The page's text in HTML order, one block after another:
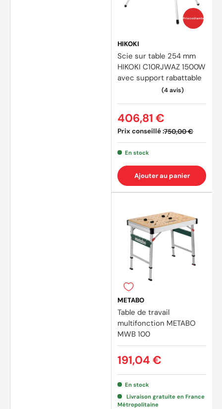
(16
(2
Prix coûtants
HIKOKI
Scie sur table 254 mm
HIKOKI C10RJWAZ 1500W
avec support rabattable
Prix conseillé :750,00 €
406,81 €
En stock
Ajouter au panier
METABO
Table de travail
multifonction METABO
MWB 100
191,04 €
En stock
Livraison gratuite en France
Métropolitaine